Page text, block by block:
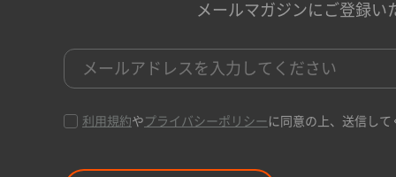
メールマガジンにご登録い
利用規約や プライバシーポリシー に同意の上、送信して